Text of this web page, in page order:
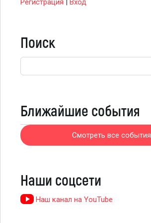
Регистрация | Вход
Поиск
Ближайшие события
Смотреть все события
Наши соцсети
Наш канал на YouTube